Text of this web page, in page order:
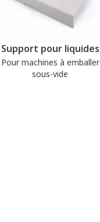
Support pour liquides
Pour machines à emballer
sous-vide